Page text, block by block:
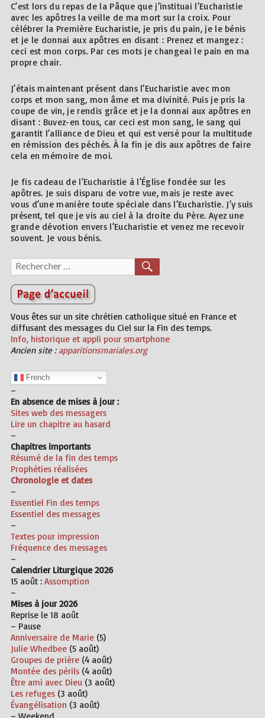
C’est lors du repas de la Pâque que j’instituai l’Eucharistie
avec les apôtres la veille de ma mort sur la croix. Pour
célébrer la Première Eucharistie, je pris du pain, je le bénis
et je le donnai aux apôtres en disant : Prenez et mangez :
ceci est mon corps. Par ces mots je changeai le pain en ma
propre chair.
J’étais maintenant présent dans l’Eucharistie avec mon
corps et mon sang, mon âme et ma divinité. Puis je pris la
coupe de vin, je rendis grâce et je la donnai aux apôtres en
disant : Buvez-en tous, car ceci est mon sang, le sang qui
garantit l’alliance de Dieu et qui est versé pour la multitude
en rémission des péchés. À la fin je dis aux apôtres de faire
cela en mémoire de moi.
Je fis cadeau de l’Eucharistie à l’Église fondée sur les
apôtres. Je suis disparu de votre vue, mais je reste avec
vous d’une manière toute spéciale dans l’Eucharistie. J’y suis
présent, tel que je vis au ciel à la droite du Père. Ayez une
grande dévotion envers l’Eucharistie et venez me recevoir
souvent. Je vous bénis.
Recherche
pour :
Vous êtes sur un site chrétien catholique situé en France et
diffusant des messages du Ciel sur la Fin des temps.
Info, historique et appli pour smartphone
Ancien site :apparitionsmariales.org
French
–
En absence de mises à jour :
Sites web desmessagers
Lire un chapitre au hasard
–
Chapitres importants
Résumé de la fin des temps
Prophéties réalisées
Chronologie et dates
–
Essentiel Fin des temps
Essentiel des messages
–
Textes pour impression
Fréquence des messages
–
Calendrier Liturgique 2026
15 août : Assomption
–
Mises à jour 2026
Reprise le 18 août
– Pause
Anniversaire de Marie(5)
Julie Whedbee(5 août)
Groupes de prière(4 août)
Montée des périls(4 août)
Être ami avec Dieu (3 août)
Les refuges(3 août)
Évangélisation (3 août)
– Weekend